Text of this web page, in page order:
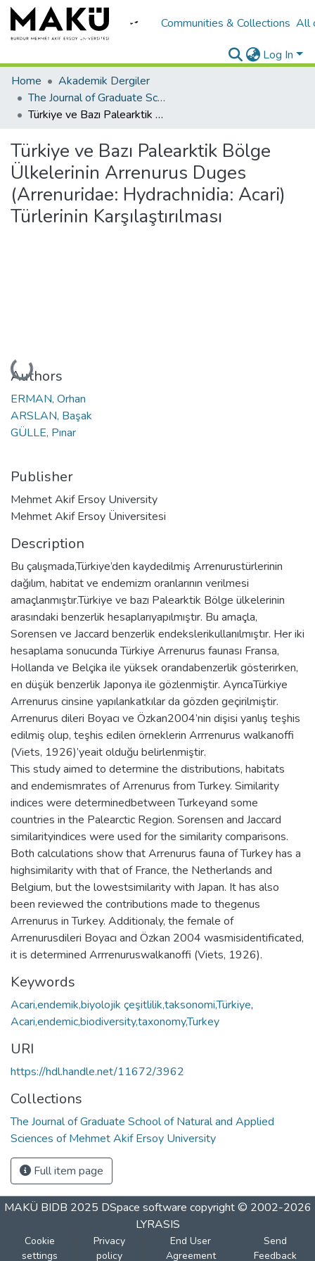
Communities & Collections All
Log In
Home
Akademik Dergiler
The Journal of Graduate School of Natural and Applied Sciences of Mehmet Akif Ersoy University
Türkiye ve Bazı Palearktik Bölge Ülkelerinin Arrenurus Duges (Arrenuridae: Hydrachnidia: Acari) Türlerinin Karşılaştırılması
Türkiye ve Bazı Palearktik Bölge
Ülkelerinin Arrenurus Duges
(Arrenuridae: Hydrachnidia: Acari)
Türlerinin Karşılaştırılması
Loading...
Authors
ERMAN, Orhan
ARSLAN, Başak
GÜLLE, Pınar
Publisher
Mehmet Akif Ersoy University
Mehmet Akif Ersoy Üniversitesi
Description
Bu çalışmada,Türkiye’den kaydedilmiş Arrenurustürlerinin
dağılım, habitat ve endemizm oranlarının verilmesi
amaçlanmıştır.Türkiye ve bazı Palearktik Bölge ülkelerinin
arasındaki benzerlik hesaplarıyapılmıştır. Bu amaçla,
Sorensen ve Jaccard benzerlik endekslerikullanılmıştır. Her iki
hesaplama sonucunda Türkiye Arrenurus faunası Fransa,
Hollanda ve Belçika ile yüksek orandabenzerlik gösterirken,
en düşük benzerlik Japonya ile gözlenmiştir. AyrıcaTürkiye
Arrenurus cinsine yapılankatkılar da gözden geçirilmiştir.
Arrenurus dileri Boyacı ve Özkan2004’nin dişisi yanlış teşhis
edilmiş olup, teşhis edilen örneklerin Arrrenurus walkanoffi
(Viets, 1926)’yeait olduğu belirlenmiştir.
This study aimed to determine the distributions, habitats
and endemismrates of Arrenurus from Turkey. Similarity
indices were determinedbetween Turkeyand some
countries in the Palearctic Region. Sorensen and Jaccard
similarityindices were used for the similarity comparisons.
Both calculations show that Arrenurus fauna of Turkey has a
highsimilarity with that of France, the Netherlands and
Belgium, but the lowestsimilarity with Japan. It has also
been reviewed the contributions made to thegenus
Arrenurus in Turkey. Additionaly, the female of
Arrenurusdileri Boyacı and Özkan 2004 wasmisidentificated,
it is determined Arrrenuruswalkanoffi (Viets, 1926).
Keywords
Acari,endemik,biyolojik çeşitlilik,taksonomi,Türkiye,
Acari,endemic,biodiversity,taxonomy,Turkey
URI
https://hdl.handle.net/11672/3962
Collections
The Journal of Graduate School of Natural and Applied
Sciences of Mehmet Akif Ersoy University
Full item page
MAKÜ BIDB 2025 DSpace software copyright © 2002-2026
LYRASIS
Cookie
settings
Privacy
policy
End User
Agreement
Send
Feedback